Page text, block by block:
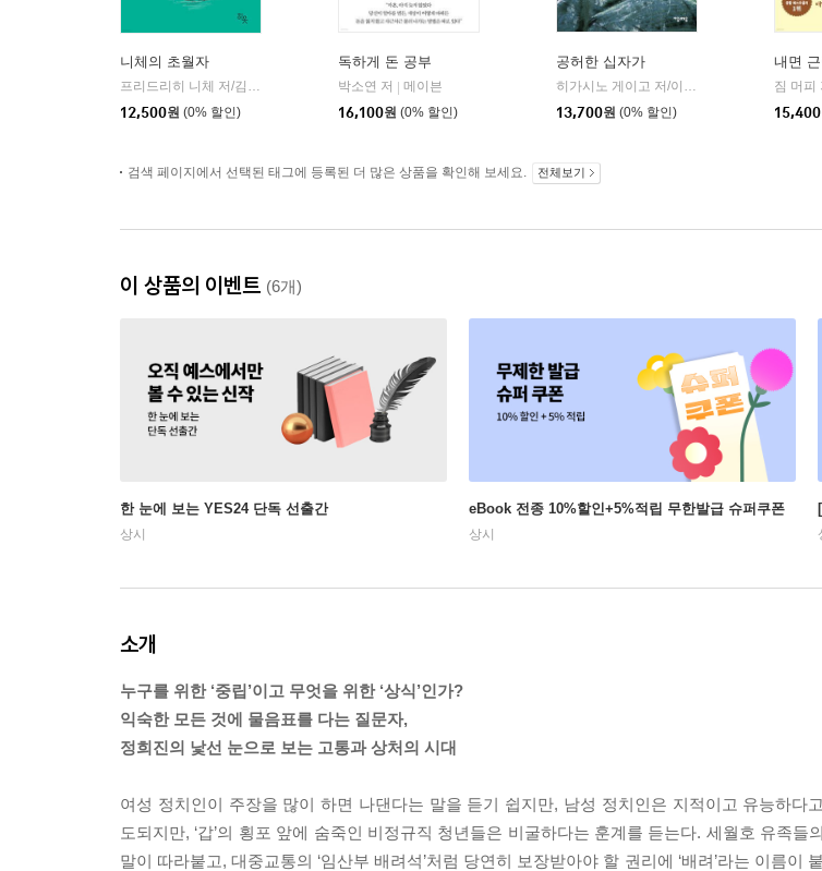
니체의 초월자
12,500원 (0% 할인)
독하게 돈 공부
박소연 저 | 메이븐
16,100원 (0% 할인)
공허한 십자가
자음과모음
13,700원 (0% 할인)
내면 근
짐 머피
15,400
검색 페이지에서 선택된 태그에 등록된 더 많은 상품을 확인해 보세요. 전체보기
이 상품의 이벤트 (6개)
한 눈에 보는 YES24 단독 선출간
상시
eBook 전종 10%할인+5%적립 무한발급 슈퍼쿠폰
상시
소개
누구를 위한 ‘중립’이고 무엇을 위한 ‘상식’인가?
익숙한 모든 것에 물음표를 다는 질문자,
정희진의 낯선 눈으로 보는 고통과 상처의 시대
여성 정치인이 주장을 많이 하면 나댄다는 말을 듣기 쉽지만, 남성 정치인은 지적이고 유능하다
도되지만, ‘갑’의 횡포 앞에 숨죽인 비정규직 청년들은 비굴하다는 훈계를 듣는다. 세월호 유족들
말이 따라붙고, 대중교통의 ‘임산부 배려석’처럼 당연히 보장받아야 할 권리에 ‘배려’라는 이름이